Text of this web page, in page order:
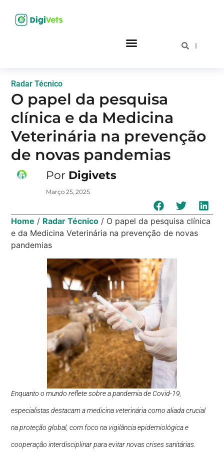
Radar Técnico
O papel da pesquisa
clínica e da Medicina
Veterinária na prevenção
de novas pandemias
Por Digivets
Março 25, 2025
Home / Radar Técnico / O papel da pesquisa clínica
e da Medicina Veterinária na prevenção de novas
pandemias
Enquanto o mundo reflete sobre a pandemia de Covid-19,
especialistas destacam a medicina veterinária como aliada crucial
na proteção global, com foco na vigilância epidemiológica e
cooperação interdisciplinar para evitar novas crises sanitárias.